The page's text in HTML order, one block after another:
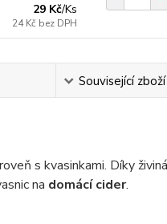
29 Kč/Ks
24 Kč bez DPH
Související zboží
s kvasinkami. Díky
na domácí cider.